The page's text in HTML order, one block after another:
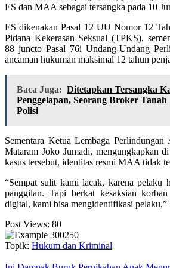
ES dan MAA sebagai tersangka pada 10
ES dikenakan Pasal 12 UU Nomor 12
Pidana Kekerasan Seksual (TPKS),
88 juncto Pasal 76i Undang-Undang
ancaman hukuman maksimal 12 tahun
Baca Juga: Ditetapkan Tersangka
Penggelapan, Seorang Broker
Polisi
Sementara Ketua Lembaga
Mataram Joko Jumadi, mengungkapkan
kasus tersebut, identitas resmi MAA tidak
“Sempat sulit kami lacak, karena pelaku
panggilan. Tapi berkat kesaksian
digital, kami bisa mengidentifikasi
Post Views: 80
Topik: Hukum dan Kriminal